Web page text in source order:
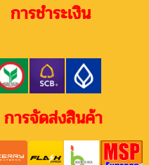
การชำระเ
การจัดส่งสินค้า